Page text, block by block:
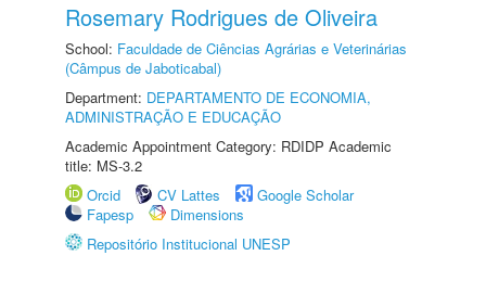
Rosemary Rodrigues de Oliveira
School: Faculdade de Ciências Agrárias e Veterinárias
(Câmpus de Jaboticabal)
Department: DEPARTAMENTO DE ECONOMIA,
ADMINISTRAÇÃO E EDUCAÇÃO
Academic Appointment Category: RDIDP Academic
title: MS-3.2
Orcid
CV Lattes
Google Scholar
Fapesp
Dimensions
Repositório Institucional UNESP